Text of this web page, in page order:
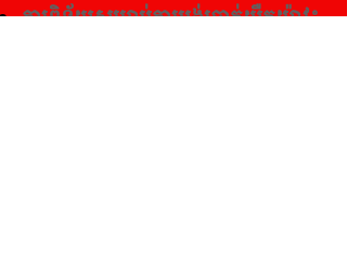
ការពិន័យសម្រាប់ការបង់ប្រាក់យឺតយ៉ាវ៖